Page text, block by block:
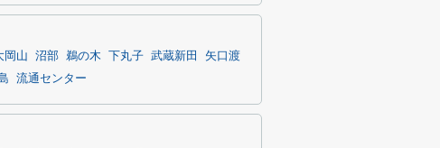
岡山 沼部 鵜の木 下丸子 武蔵新田
矢口渡
流通センター